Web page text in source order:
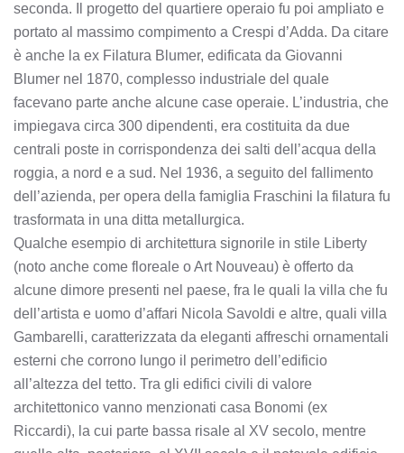
seconda. Il progetto del quartiere operaio fu poi ampliato e
portato al massimo compimento a Crespi d’Adda. Da citare
è anche la ex Filatura Blumer, edificata da Giovanni
Blumer nel 1870, complesso industriale del quale
facevano parte anche alcune case operaie. L’industria, che
impiegava circa 300 dipendenti, era costituita da due
centrali poste in corrispondenza dei salti dell’acqua della
roggia, a nord e a sud. Nel 1936, a seguito del fallimento
dell’azienda, per opera della famiglia Fraschini la filatura fu
trasformata in una ditta metallurgica.
Qualche esempio di architettura signorile in stile Liberty
(noto anche come floreale o Art Nouveau) è offerto da
alcune dimore presenti nel paese, fra le quali la villa che fu
dell’artista e uomo d’affari Nicola Savoldi e altre, quali villa
Gambarelli, caratterizzata da eleganti affreschi ornamentali
esterni che corrono lungo il perimetro dell’edificio
all’altezza del tetto. Tra gli edifici civili di valore
architettonico vanno menzionati casa Bonomi (ex
Riccardi), la cui parte bassa risale al XV secolo, mentre